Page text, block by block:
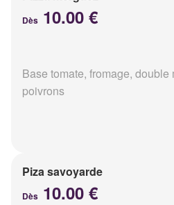
Dès 10.00 €
Base tomate, fromage, double
poivrons
Piza savoyarde
Dès 10.00 €